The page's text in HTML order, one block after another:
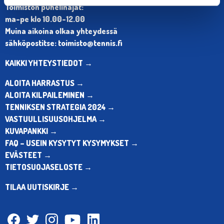
Toimiston puhelinajat:
ma-pe klo 10.00-12.00
Muina aikoina olkaa yhteydessä
sähköpostitse: toimisto@tennis.fi
KAIKKI YHTEYSTIEDOT →
ALOITA HARRASTUS →
ALOITA KILPAILEMINEN →
TENNIKSEN STRATEGIA 2024 →
VASTUULLISUUSOHJELMA →
KUVAPANKKI →
FAQ – USEIN KYSYTYT KYSYMYKSET →
EVÄSTEET →
TIETOSUOJASELOSTE →
TILAA UUTISKIRJE →